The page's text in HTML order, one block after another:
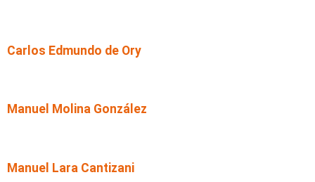
Carlos Edmundo de Ory
Manuel Molina González
Manuel Lara Cantizani